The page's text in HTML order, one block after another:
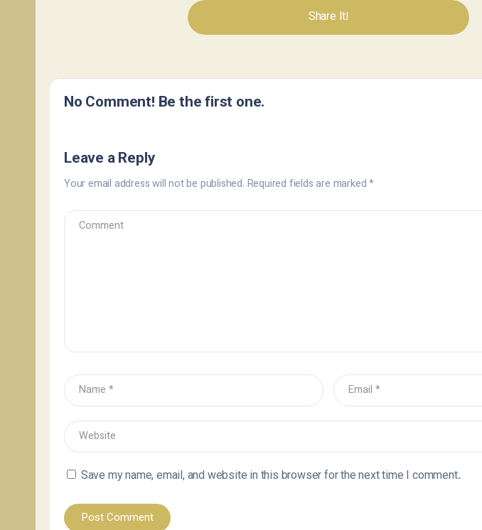
Share It!
No Comment! Be the first one.
Leave a Reply
Your email address will not be published. Required fields are marked*
Save my name, email, and website in this browser for the next time I comment.